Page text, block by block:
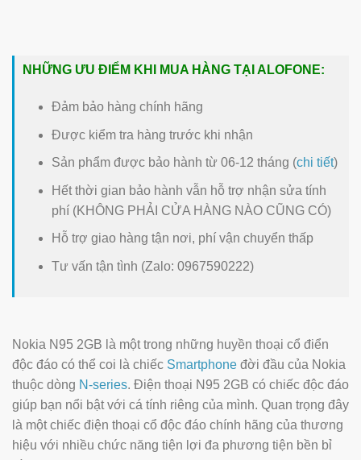
NHỮNG ƯU ĐIỂM KHI MUA HÀNG TẠI ALOFONE:
Đảm bảo hàng chính hãng
Được kiểm tra hàng trước khi nhận
Sản phẩm được bảo hành từ 06-12 tháng (chi tiết)
Hết thời gian bảo hành vẫn hỗ trợ nhận sửa tính
phí (KHÔNG PHẢI CỬA HÀNG NÀO CŨNG CÓ)
Hỗ trợ giao hàng tận nơi, phí vận chuyển thấp
Tư vấn tận tình (Zalo: 0967590222)
Nokia N95 2GB là một trong những huyền thoại cổ điển
độc đáo có thể coi là chiếc Smartphone đời đầu của Nokia
thuộc dòng N-series. Điện thoại N95 2GB có chiếc độc đáo
giúp bạn nổi bật với cá tính riêng của mình. Quan trọng đây
là một chiếc điện thoại cổ độc đáo chính hãng của thương
hiệu với nhiều chức năng tiện lợi đa phương tiện bền bỉ